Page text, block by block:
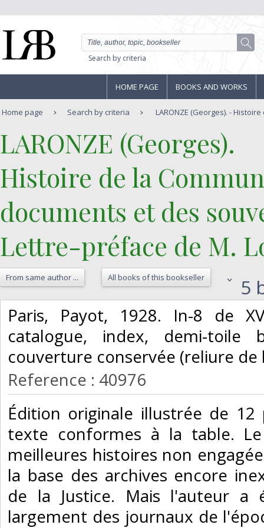
Search by criteria
HOME PAGE BOOKS AND WORKS
Home page Search by criteria LARONZE (Georges). -
‎LARONZE (Georges).‎
‎Histoire de la
documents et des
Lettre-préface de M.
From same author ... All books of this bookseller 5
‎Paris, Payot, 1928. In-8 de
catalogue, index, demi-
couverture conservée (reliure de
Reference : 40976
‎Édition originale illustrée de
texte conformes à la table.
meilleures histoires non
la base des archives encore
de la Justice. Mais l'auteur a
largement des journaux de